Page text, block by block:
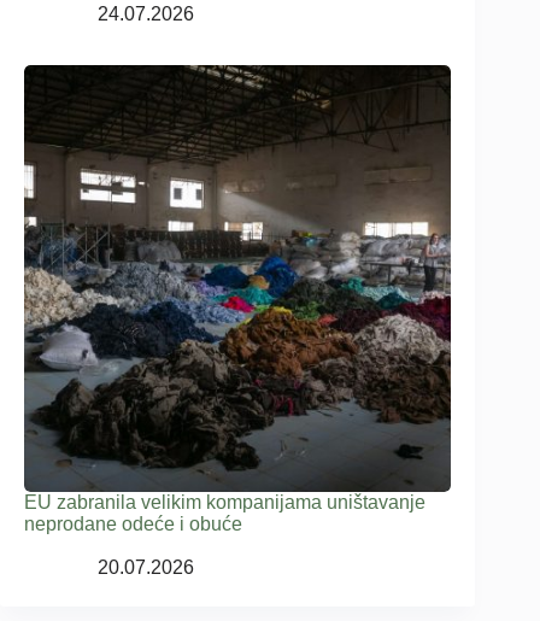
24.07.2026
EU zabranila velikim kompanijama uništavanje
neprodane odeće i obuće
20.07.2026